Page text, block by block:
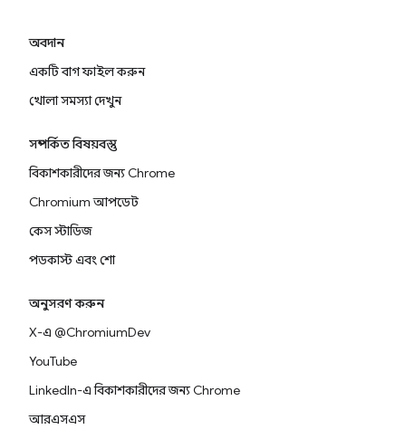
অবদান
একটি বাগ ফাইল করুন
খোলা সমস্যা দেখুন
সম্পর্কিত বিষয়বস্তু
বিকাশকারীদের জন্য Chrome
Chromium আপডেট
কেস স্টাডিজ
পডকাস্ট এবং শো
অনুসরণ করুন
X-এ @ChromiumDev
YouTube
LinkedIn-এ বিকাশকারীদের জন্য Chrome
আরএসএস